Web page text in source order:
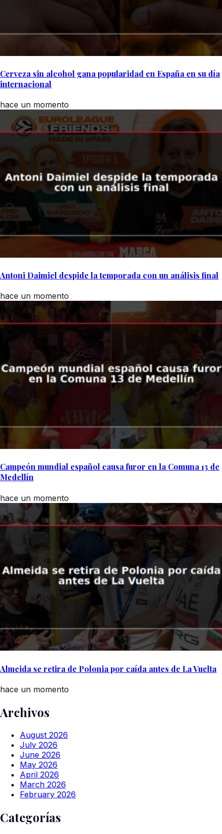
Cerveza sin alcohol gana popularidad en España en su día
internacional
hace un momento
Antoni Daimiel despide la temporada con un análisis final
hace un momento
Campeón mundial español causa furor en la Comuna 13 de
Medellín
hace un momento
Almeida se retira de Polonia por caída antes de La Vuelta
hace un momento
Archivos
August 2026
July 2026
June 2026
May 2026
April 2026
March 2026
February 2026
Categorías